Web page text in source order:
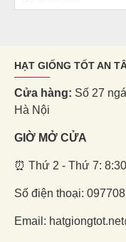
HẠT GIỐNG TỐT AN
Cửa hàng: Số 27
Hà Nội
GIỜ MỞ CỬA
⏰ Thứ 2 - Thứ 7:
Số điện thoại:
Email: